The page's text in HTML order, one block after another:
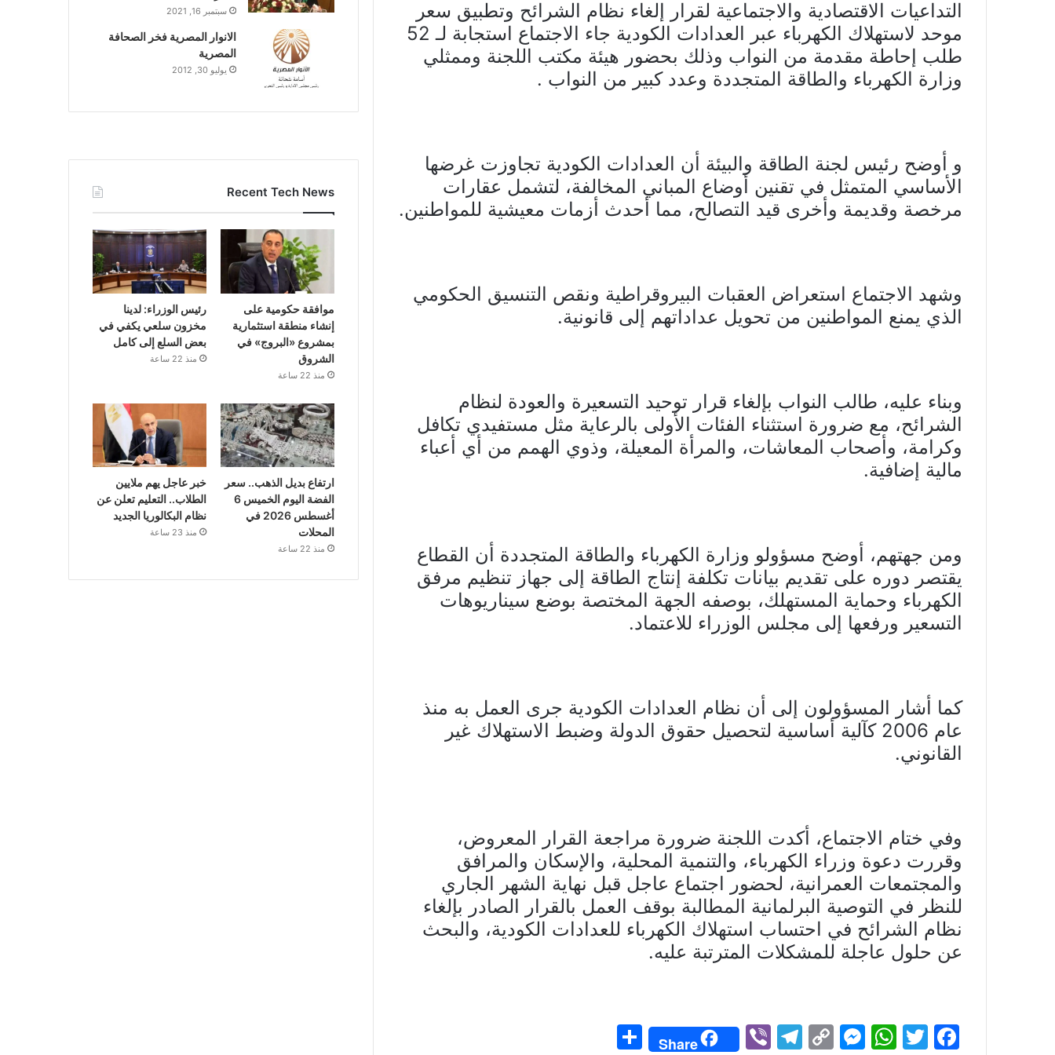
b
o
o
k
A
p
p
e
n
g
er
Li
n
k
a
m
التداعيات الاقتصادية والاجتماعية لقرار إلغاء نظام الشرائح وتطبيق سعر
موحد لاستهلاك الكهرباء عبر العدادات الكودية جاء الاجتماع استجابة لـ 52
طلب إحاطة مقدمة من النواب وذلك بحضور هيئة مكتب اللجنة وممثلي
وزارة الكهرباء والطاقة المتجددة وعدد كبير من النواب .
و أوضح رئيس لجنة الطاقة والبيئة أن العدادات الكودية تجاوزت غرضها
الأساسي المتمثل في تقنين أوضاع المباني المخالفة، لتشمل عقارات
مرخصة وقديمة وأخرى قيد التصالح، مما أحدث أزمات معيشية للمواطنين.
وشهد الاجتماع استعراض العقبات البيروقراطية ونقص التنسيق الحكومي
الذي يمنع المواطنين من تحويل عداداتهم إلى قانونية.
وبناء عليه، طالب النواب بإلغاء قرار توحيد التسعيرة والعودة لنظام
الشرائح، مع ضرورة استثناء الفئات الأولى بالرعاية مثل مستفيدي تكافل
وكرامة، وأصحاب المعاشات، والمرأة المعيلة، وذوي الهمم من أي أعباء
مالية إضافية.
ومن جهتهم، أوضح مسؤولو وزارة الكهرباء والطاقة المتجددة أن القطاع
يقتصر دوره على تقديم بيانات تكلفة إنتاج الطاقة إلى جهاز تنظيم مرفق
الكهرباء وحماية المستهلك، بوصفه الجهة المختصة بوضع سيناريوهات
التسعير ورفعها إلى مجلس الوزراء للاعتماد.
كما أشار المسؤولون إلى أن نظام العدادات الكودية جرى العمل به منذ
عام 2006 كآلية أساسية لتحصيل حقوق الدولة وضبط الاستهلاك غير
القانوني.
وفي ختام الاجتماع، أكدت اللجنة ضرورة مراجعة القرار المعروض،
وقررت دعوة وزراء الكهرباء، والتنمية المحلية، والإسكان والمرافق
والمجتمعات العمرانية، لحضور اجتماع عاجل قبل نهاية الشهر الجاري
للنظر في التوصية البرلمانية المطالبة بوقف العمل بالقرار الصادر بإلغاء
نظام الشرائح في احتساب استهلاك الكهرباء للعدادات الكودية، والبحث
عن حلول عاجلة للمشكلات المترتبة عليه.
F
T
W
M
C
T
Vi
Share
سبتمبر 16, 2021
الانوار المصرية فخر الصحافة
المصرية
يوليو 30, 2012
Recent Tech News
موافقة حكومية على
إنشاء منطقة استثمارية
بمشروع «البروج» في
الشروق
منذ 22 ساعة
رئيس الوزراء: لدينا
مخزون سلعي يكفي في
بعض السلع إلى كامل
منذ 22 ساعة
ارتفاع بديل الذهب.. سعر
الفضة اليوم الخميس 6
أغسطس 2026 في
المحلات
منذ 22 ساعة
خبر عاجل يهم ملايين
الطلاب.. التعليم تعلن عن
نظام البكالوريا الجديد
منذ 23 ساعة